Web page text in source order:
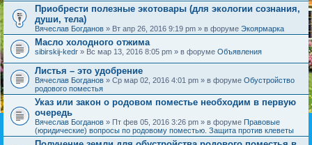
Приобрести полезные экотовары (для экологии сознания,
души, тела)
Вячеслав Богданов » Вт апр 26, 2016 9:19 pm » в форуме Экоярмарка
Масло холодного отжима
sibirskij-kedr » Вс мар 13, 2016 8:05 pm » в форуме Объявления
Листья – это удобрение
Вячеслав Богданов » Ср мар 02, 2016 4:01 pm » в форуме Обустройство
родового поместья
Указ или закон о родовом поместье необходим в первую
очередь
Вячеслав Богданов » Пт фев 05, 2016 3:26 pm » в форуме Правовые
(юридические) вопросы по родовому поместью. Защита против клеветы